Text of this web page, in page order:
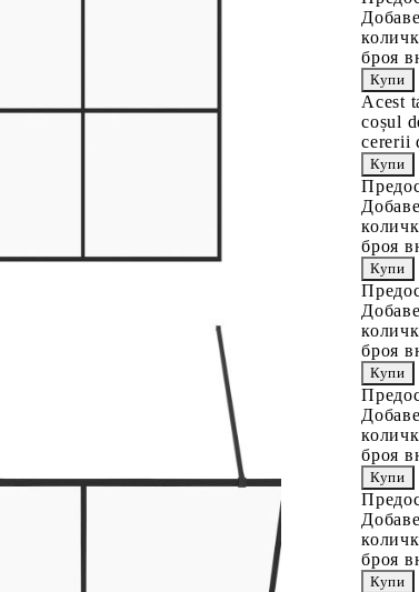
броя
Acest
coșul
cererii
броя
броя
броя
броя